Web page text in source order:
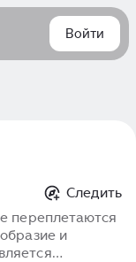
Войти
Следить
переплетаются
и